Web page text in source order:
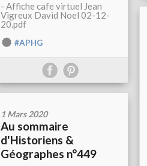
- Affiche cafe virtuel Jean
Vigreux David Noel 02-12-
20.pdf
#APHG
1 Mars 2020
Au sommaire
d'Historiens &
Géographes n°449